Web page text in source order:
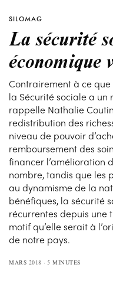
SILOMAG
La sécurité
économique
Contrairement à ce
la Sécurité sociale a un
rappelle Nathalie
redistribution des
niveau de pouvoir
remboursement des
financer l’amélioration
nombre, tandis que les
au dynamisme de la
bénéfiques, la sécurité
récurrentes depuis une
motif qu’elle serait à
de notre pays.
MARS 2018 5 MINUTES